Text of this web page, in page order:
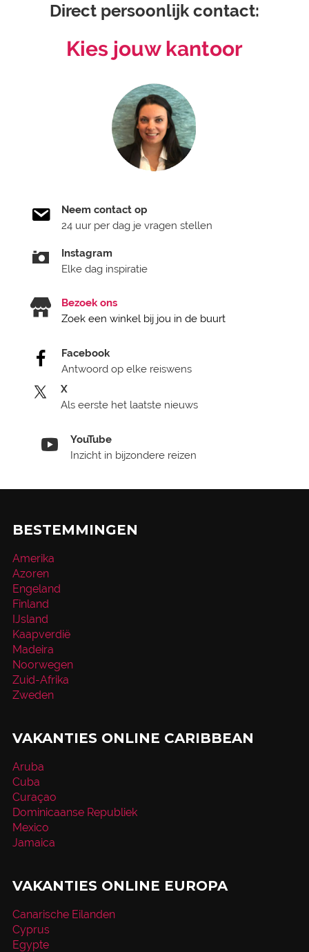
Direct persoonlijk contact:
Kies jouw kantoor
Neem contact op
24 uur per dag je vragen stellen
Instagram
Elke dag inspiratie
Bezoek ons
Zoek een winkel bij jou in de buurt
Facebook
Antwoord op elke reiswens
X
Als eerste het laatste nieuws
YouTube
Inzicht in bijzondere reizen
BESTEMMINGEN
Amerika
Azoren
Engeland
Finland
IJsland
Kaapverdië
Madeira
Noorwegen
Zuid-Afrika
Zweden
VAKANTIES ONLINE CARIBBEAN
Aruba
Cuba
Curaçao
Dominicaanse Republiek
Mexico
Jamaica
VAKANTIES ONLINE EUROPA
Canarische Eilanden
Cyprus
Egypte